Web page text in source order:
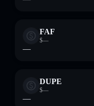
FAF
$—
—
DUPE
$—
—